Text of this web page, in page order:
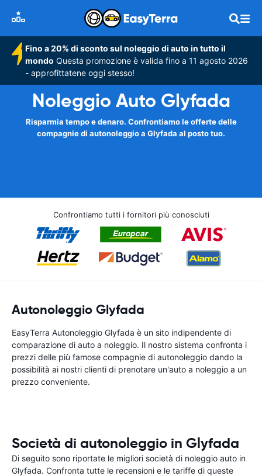
Fino a 20% di sconto sul noleggio di auto in tutto il
mondo Questa promozione è valida fino a 11 agosto 2026
- approfittatene oggi stesso!
Noleggio Auto Glyfada
Risparmia tempo e denaro. Confrontiamo le offerte delle
compagnie di autonoleggio a Glyfada al posto tuo.
Confrontiamo tutti i fornitori più conosciuti
Autonoleggio Glyfada
EasyTerra Autonoleggio Glyfada è un sito indipendente di
comparazione di auto a noleggio. Il nostro sistema confronta i
prezzi delle più famose compagnie di autonoleggio dando la
possibilità ai nostri clienti di prenotare un'auto a noleggio a un
prezzo conveniente.
Società di autonoleggio in Glyfada
Di seguito sono riportate le migliori società di noleggio auto in
Glyfada. Confronta tutte le recensioni e le tariffe di queste